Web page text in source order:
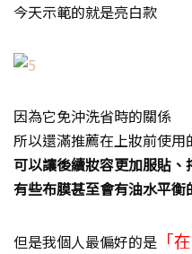
今天示範的就是亮白款
因為它免沖洗省時的關係
所以還滿推薦在上妝前使用
可以讓後續妝容更加服貼、
有些布膜甚至會有油水平衡
但是我個人最偏好的是 「